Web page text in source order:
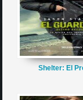
Shelter: El